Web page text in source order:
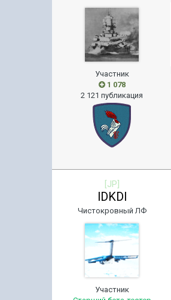
Участник
1 078
2 121 публикация
[JP]
lDKDl
Чистокровный ЛФ
Участник